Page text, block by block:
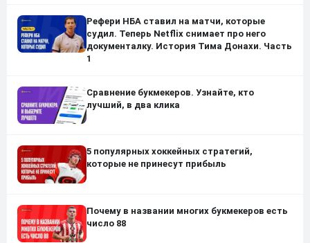
Рефери НБА ставил на матчи, которые
судил. Теперь Netflix снимает про него
документалку. История Тима Донахи. Часть
1
Сравнение букмекеров. Узнайте, кто
лучший, в два клика
5 популярных хоккейных стратегий,
которые не принесут прибыль
Почему в названии многих букмекеров есть
число 88